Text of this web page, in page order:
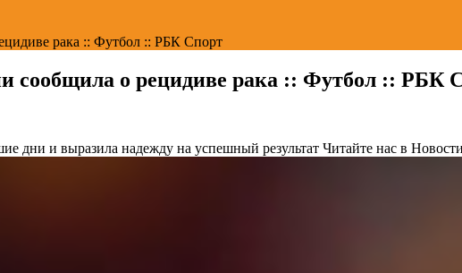
рака :: Футбол :: РБК Спорт
сообщила о рецидиве рака :: Футбол :: РБК
дни и выразила надежду на успешный результат Читайте нас в